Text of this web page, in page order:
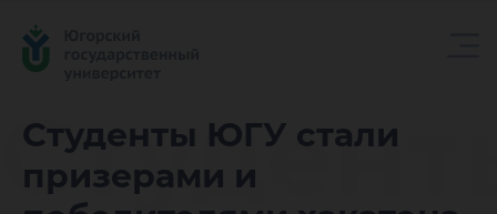
Студенты ЮГУ стали
призерами и